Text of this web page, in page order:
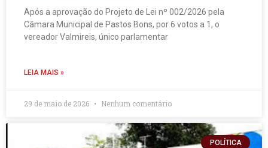
Após a aprovação do Projeto de Lei nº 002/2026 pela
Câmara Municipal de Pastos Bons, por 6 votos a 1, o
vereador Valmireis, único parlamentar
LEIA MAIS »
29 de maio de 2026 Nenhum comentário
POLÍTICA